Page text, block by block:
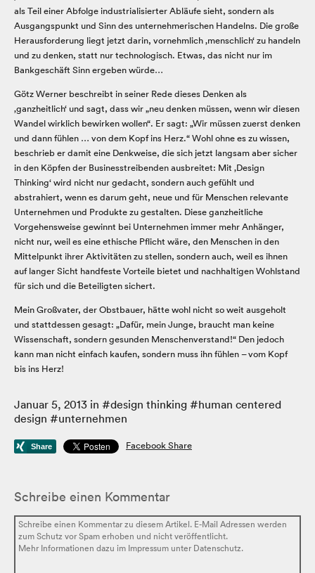
als Teil einer Abfolge industrialisierter Abläufe sieht, sondern als
Ausgangspunkt und Sinn des unternehmerischen Handelns. Die große
Herausforderung liegt jetzt darin, vornehmlich ‚menschlich‘ zu handeln
und zu denken, statt nur technologisch. Etwas, das nicht nur im
Bankgeschäft Sinn ergeben würde…
Götz Werner beschreibt in seiner Rede dieses Denken als
‚ganzheitlich‘ und sagt, dass wir „neu denken müssen, wenn wir diesen
Wandel wirklich bewirken wollen“. Er sagt: „Wir müssen zuerst denken
und dann fühlen … von dem Kopf ins Herz.“ Wohl ohne es zu wissen,
beschrieb er damit eine Denkweise, die sich jetzt langsam aber sicher
in den Köpfen der Businesstreibenden ausbreitet: Mit ‚Design
Thinking‘ wird nicht nur gedacht, sondern auch gefühlt und
abstrahiert, wenn es darum geht, neue und für Menschen relevante
Unternehmen und Produkte zu gestalten. Diese ganzheitliche
Vorgehensweise gewinnt bei Unternehmen immer mehr Anhänger,
nicht nur, weil es eine ethische Pflicht wäre, den Menschen in den
Mittelpunkt ihrer Aktivitäten zu stellen, sondern auch, weil es ihnen
auf langer Sicht handfeste Vorteile bietet und nachhaltigen Wohlstand
für sich und die Beteiligten sichert.
Mein Großvater, der Obstbauer, hätte wohl nicht so weit ausgeholt
und stattdessen gesagt: „Dafür, mein Junge, braucht man keine
Wissenschaft, sondern gesunden Menschenverstand!“ Den jedoch
kann man nicht einfach kaufen, sondern muss ihn fühlen – vom Kopf
bis ins Herz!
Januar 5, 2013 in #design thinking #human centered
design #unternehmen
Facebook Share
Schreibe einen Kommentar